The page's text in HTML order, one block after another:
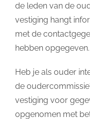
de leden van de
vestiging hangt
met de
hebben opgegeven.
Heb je als ouder
de
vestiging voor
opgenomen met